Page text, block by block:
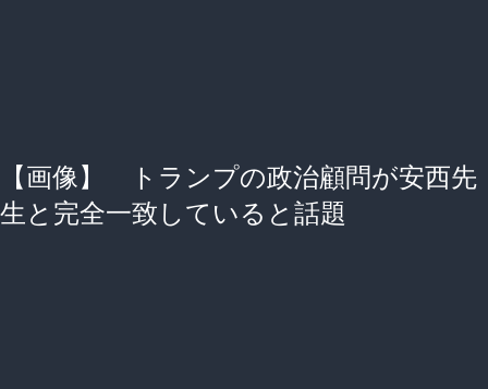
【画像】 トランプの政治顧問が安西先
生と完全一致していると話題